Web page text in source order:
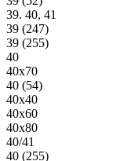
39. 40, 41
39 (247)
39 (255)
40
40х70
40 (54)
40х40
40х60
40х80
40/41
40 (255)